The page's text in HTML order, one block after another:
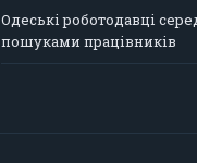
Одеські роботодавці
пошуками працівників